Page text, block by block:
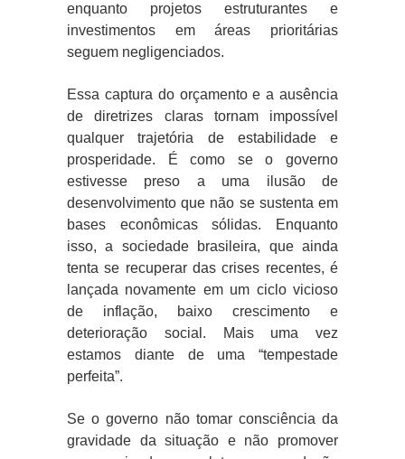
enquanto projetos estruturantes e
investimentos em áreas prioritárias
seguem negligenciados.
Essa captura do orçamento e a ausência
de diretrizes claras tornam impossível
qualquer trajetória de estabilidade e
prosperidade. É como se o governo
estivesse preso a uma ilusão de
desenvolvimento que não se sustenta em
bases econômicas sólidas. Enquanto
isso, a sociedade brasileira, que ainda
tenta se recuperar das crises recentes, é
lançada novamente em um ciclo vicioso
de inflação, baixo crescimento e
deterioração social. Mais uma vez
estamos diante de uma “tempestade
perfeita”.
Se o governo não tomar consciência da
gravidade da situação e não promover